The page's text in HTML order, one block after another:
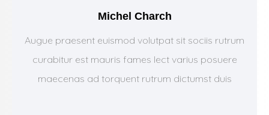
Michel Charch
Augue praesent euismod volutpat sit sociis rutrum
curabitur est mauris fames lect varius posuere
maecenas ad torquent rutrum dictumst duis